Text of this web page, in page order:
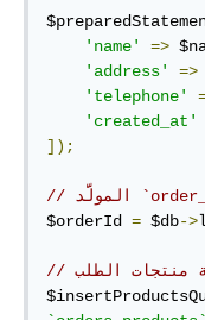
'name'
=>
'address'
=>
'telephone'
'created_at'
]);
$orderId = $db->
منتجات الطلب